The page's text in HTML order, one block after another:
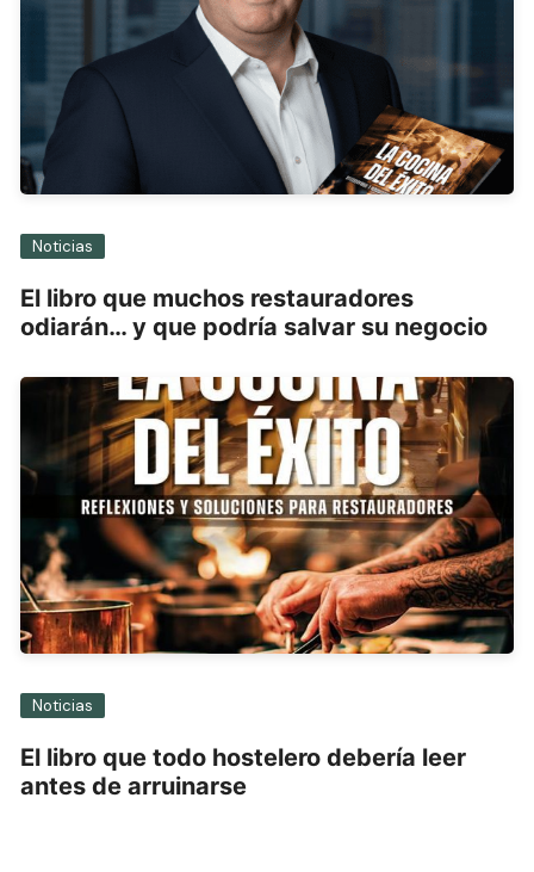
Noticias
El libro que muchos restauradores
odiarán… y que podría salvar su negocio
Noticias
El libro que todo hostelero debería leer
antes de arruinarse